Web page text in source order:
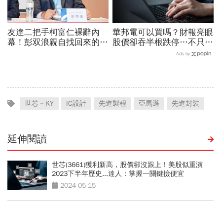
友達二把手柯富仁裸辭內
幕！彭双浪親自找回來的接
華邦電可以買嗎？財報亮眼
股價卻吞半根跌停…不只外
資終結連3買改賣超1.8萬
Ads by
世芯－KY IC設計 先進製程 亞馬遜 先進封裝
延伸閱讀
世芯(3661)獲利新高，股價卻沒跟上！美股似重演
2023下半年歷史...達人：掌握一關鍵撿便宜
2024-05-15